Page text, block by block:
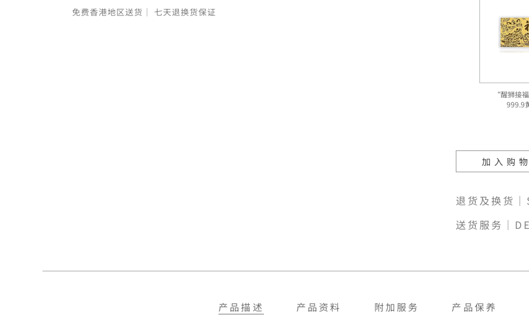
免费香港地区送货｜ 七天退换货保证
“醒狮接
999.9
加入购
退货及换货
送货服务｜
产品描述 产品资料 附加服务 产品保养